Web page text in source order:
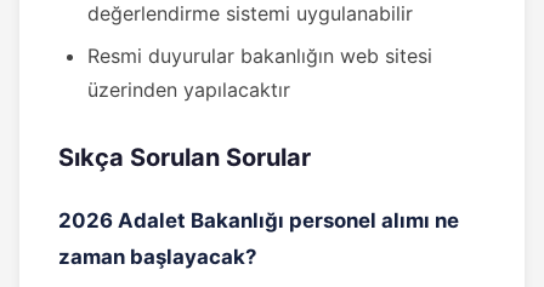
değerlendirme sistemi uygulanabilir
Resmi duyurular bakanlığın web sitesi
üzerinden yapılacaktır
Sıkça Sorulan Sorular
2026 Adalet Bakanlığı personel alımı ne
zaman başlayacak?